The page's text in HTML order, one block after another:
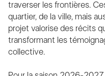
traverser les frontières.
quartier, de la ville, mais
projet valorise des récits
transformant les
collective.